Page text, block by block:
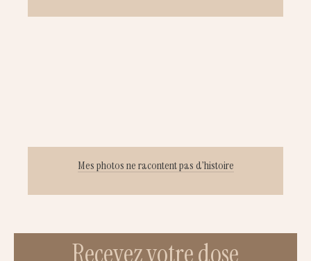
Mes photos ne racontent pas d’histoire
Recevez votre dose